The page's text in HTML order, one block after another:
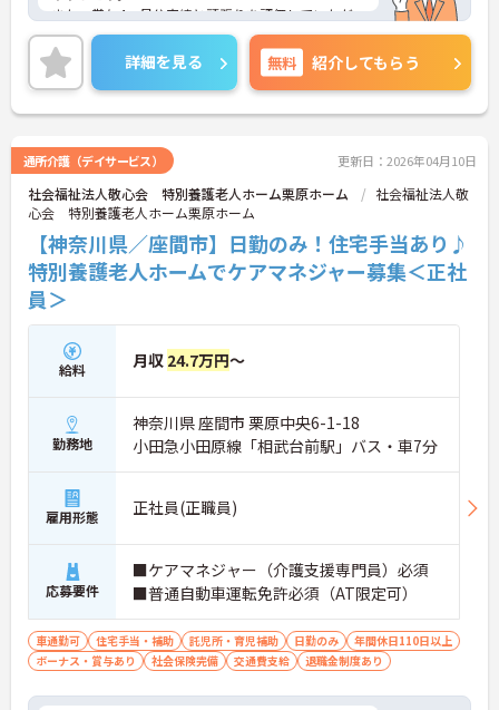
また、賞与4ヶ月分実績と頑張りを評価していただ
けます。
ご興味のある方は、お気軽にお問い合わせくださ
い。
詳細を見る 無料 紹介してもらう
通所介護（デイサービス） 更新日：2026年04月10日
社会福祉法人敬心会 特別養護老人ホーム栗原ホーム
社会福祉法人敬
心会 特別養護老人ホーム栗原ホーム
【神奈川県／座間市】日勤のみ！住宅手当あり♪
特別養護老人ホームでケアマネジャー募集＜正社
員＞
給料 月収 24.7万円～
勤務地
神奈川県 座間市 栗原中央6-1-18
小田急小田原線「相武台前駅」バス・車7分
雇用形態 正社員(正職員)
応募要件
■ケアマネジャー（介護支援専門員）必須
■普通自動車運転免許必須（AT限定可）
車通勤可 住宅手当・補助 託児所・育児補助 日勤のみ
年間休日110日以上
ボーナス・賞与あり
社会保険完備 交通費支給 退職金制度あり